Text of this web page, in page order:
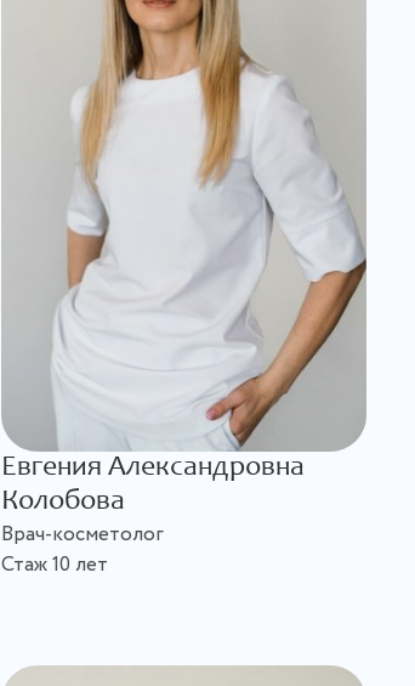
Евгения Александровна
Колобова
Врач-косметолог
Стаж 10 лет